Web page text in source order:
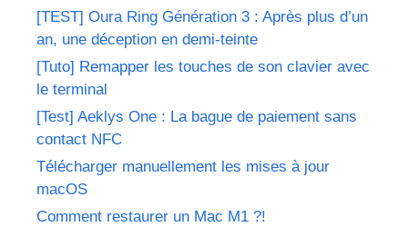
[TEST] Oura Ring Génération 3 : Après plus d’un
an, une déception en demi-teinte
[Tuto] Remapper les touches de son clavier avec
le terminal
[Test] Aeklys One : La bague de paiement sans
contact NFC
Télécharger manuellement les mises à jour
macOS
Comment restaurer un Mac M1 ?!